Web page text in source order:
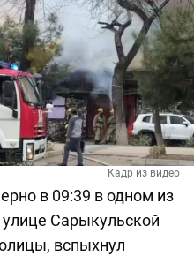
Кадр из видео
в 09:39 в одном из
Сарыкульской
вспыхнул